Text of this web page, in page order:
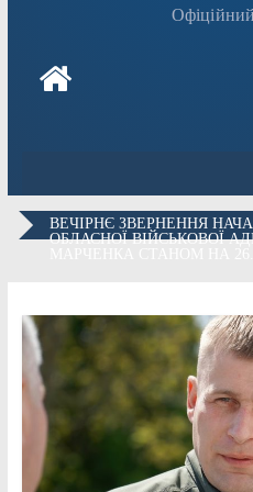
ВЕЧІРНЄ ЗВЕРНЕННЯ
ОБЛАСНОЇ ВІЙСЬКОВОЇ